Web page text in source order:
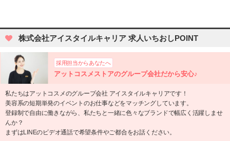
株式会社アイスタイルキャリア 求人いちおしPOINT
採用担当からあなたへ
アットコスメストアのグループ会社だから安心♪
私たちはアットコスメのグループ会社 アイスタイルキャリアです！
美容系の短期単発のイベントのお仕事などをマッチングしています。
登録制で自由に働きながら、私たちと一緒に色々なブランドで幅広く活躍しませ
んか？
まずはLINEのビデオ通話で希望条件やご都合をお話ください。